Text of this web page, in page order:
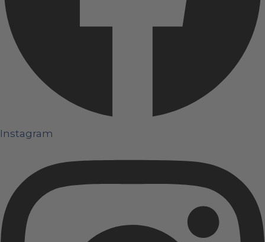
Instagram